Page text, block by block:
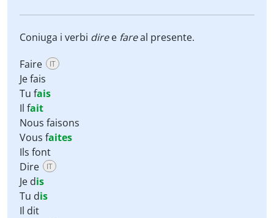
Coniuga i verbi diree fareal presente.
Faire
IT
Je fais
Tu fais
Il fait
Nous faisons
Vous faites
Ils font
Dire
IT
Je dis
Tu dis
Il dit